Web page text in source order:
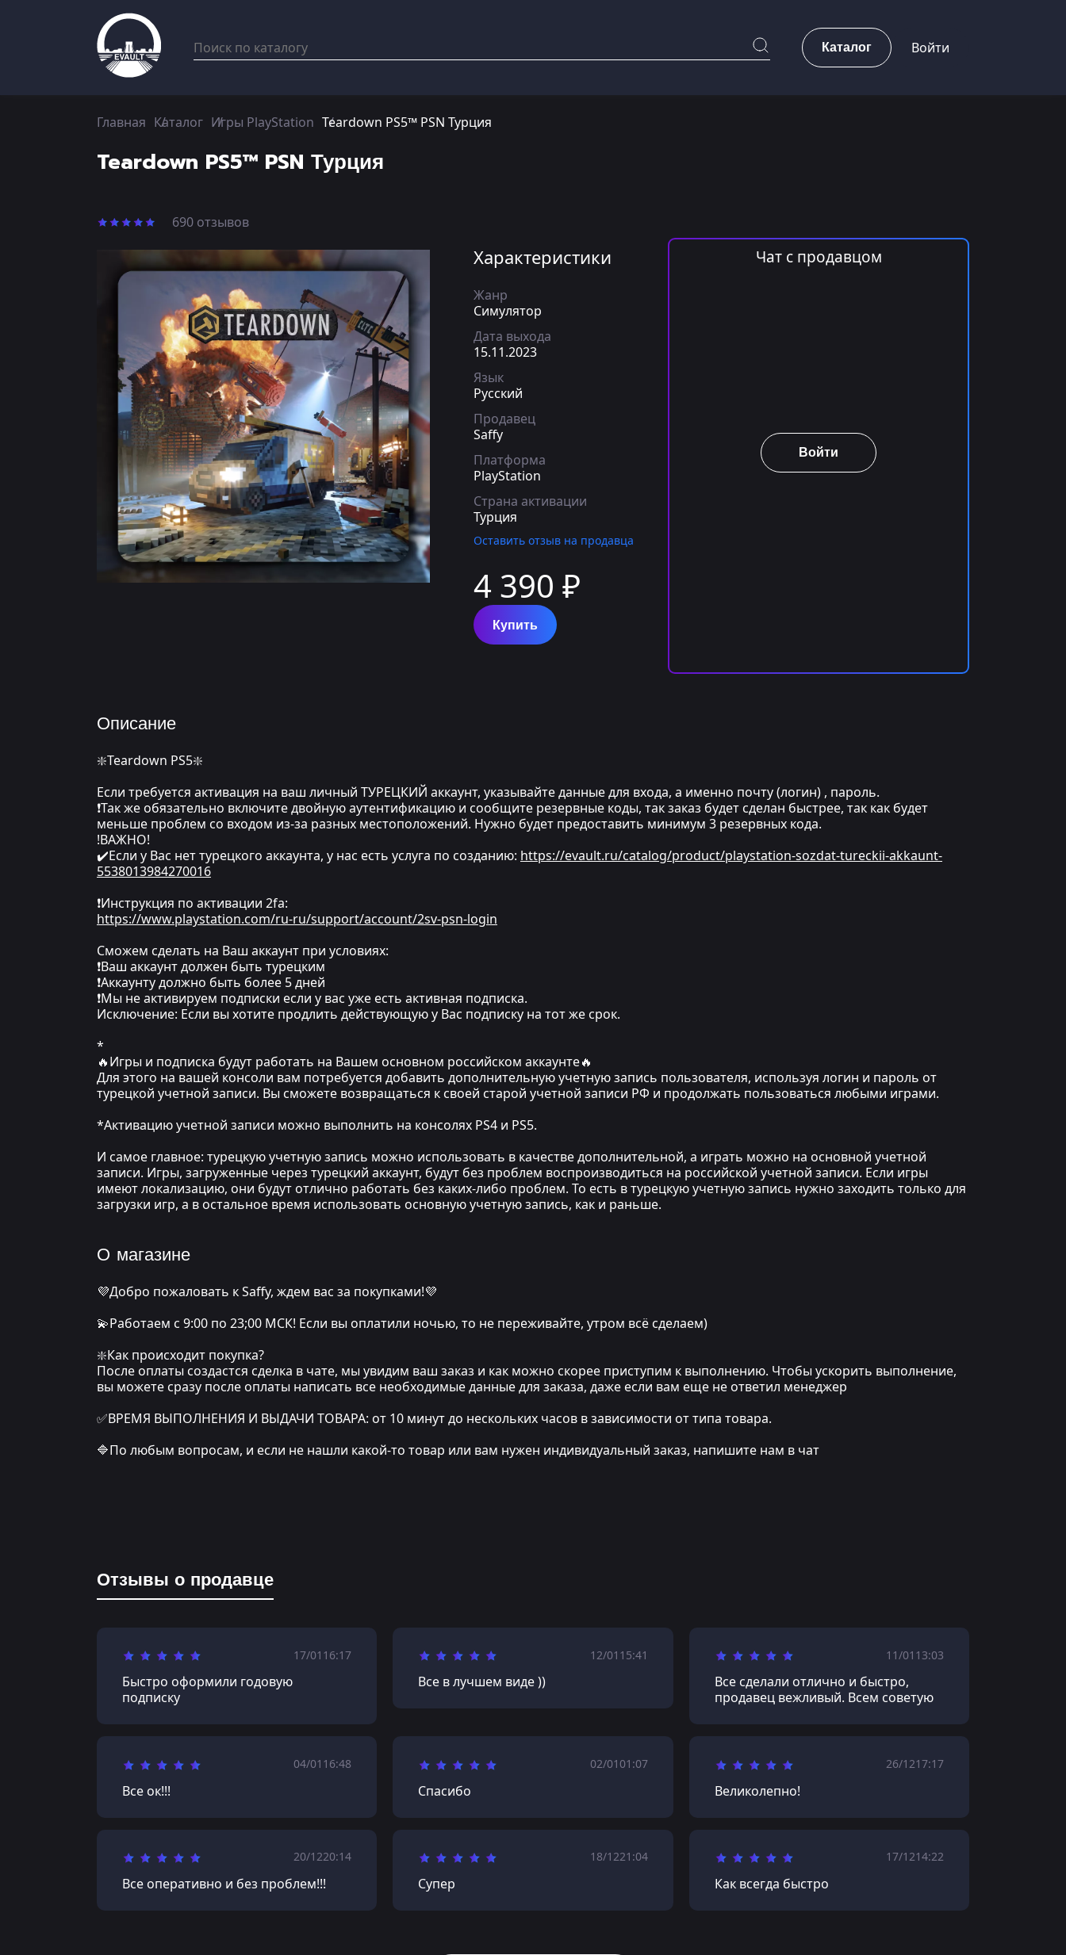
Каталог Войти
Главная Каталог Игры PlayStation Teardown PS5™ PSN Турция
Teardown PS5™ PSN Турция
690 отзывов
Характеристики
Жанр
Симулятор
Дата выхода
15.11.2023
Язык
Русский
Продавец
Saffy
Платформа
PlayStation
Страна активации
Турция
Оставить отзыв на продавца
4 390 ₽
Купить
Чат с продавцом
Войти
Описание
❇️Teardown PS5❇️
Если требуется активация на ваш личный ТУРЕЦКИЙ аккаунт, указывайте данные для входа, а именно почту (логин) , пароль.
❗Так же обязательно включите двойную аутентификацию и сообщите резервные коды, так заказ будет сделан быстрее, так как будет
меньше проблем со входом из-за разных местоположений. Нужно будет предоставить минимум 3 резервных кода.
!ВАЖНО!
✔️Если у Вас нет турецкого аккаунта, у нас есть услуга по созданию: https://evault.ru/catalog/product/playstation-sozdat-tureckii-akkaunt-
5538013984270016
❗Инструкция по активации 2fa:
https://www.playstation.com/ru-ru/support/account/2sv-psn-login
Сможем сделать на Ваш аккаунт при условиях:
❗Ваш аккаунт должен быть турецким
❗Аккаунту должно быть более 5 дней
❗Мы не активируем подписки если у вас уже есть активная подписка.
Исключение: Если вы хотите продлить действующую у Вас подписку на тот же срок.
*
🔥Игры и подписка будут работать на Вашем основном российском аккаунте🔥
Для этого на вашей консоли вам потребуется добавить дополнительную учетную запись пользователя, используя логин и пароль от
турецкой учетной записи. Вы сможете возвращаться к своей старой учетной записи РФ и продолжать пользоваться любыми играми.
*Активацию учетной записи можно выполнить на консолях PS4 и PS5.
И самое главное: турецкую учетную запись можно использовать в качестве дополнительной, а играть можно на основной учетной
записи. Игры, загруженные через турецкий аккаунт, будут без проблем воспроизводиться на российской учетной записи. Если игры
имеют локализацию, они будут отлично работать без каких-либо проблем. То есть в турецкую учетную запись нужно заходить только для
загрузки игр, а в остальное время использовать основную учетную запись, как и раньше.
О магазине
💜Добро пожаловать к Saffy, ждем вас за покупками!💜
💫Работаем с 9:00 по 23;00 МСК! Если вы оплатили ночью, то не переживайте, утром всё сделаем)
❇️Как происходит покупка?
После оплаты создастся сделка в чате, мы увидим ваш заказ и как можно скорее приступим к выполнению. Чтобы ускорить выполнение,
вы можете сразу после оплаты написать все необходимые данные для заказа, даже если вам еще не ответил менеджер
✅ВРЕМЯ ВЫПОЛНЕНИЯ И ВЫДАЧИ ТОВАРА: от 10 минут до нескольких часов в зависимости от типа товара.
🔷По любым вопросам, и если не нашли какой-то товар или вам нужен индивидуальный заказ, напишите нам в чат
Отзывы о продавце
17/01 16:17
Быстро оформили годовую
подписку
12/01 15:41
Все в лучшем виде ))
11/01 13:03
Все сделали отлично и быстро,
продавец вежливый. Всем советую
04/01 16:48
Все ок!!!
02/0101:07
Спасибо
26/1217:17
Великолепно!
20/1220:14
Все оперативно и без проблем!!!
18/1221:04
Супер
17/1214:22
Как всегда быстро